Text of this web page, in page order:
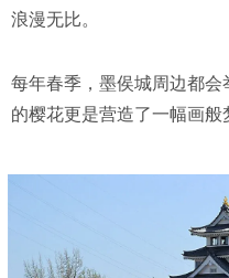
浪漫无比。
每年春季，墨㑨城周边都
的樱花更是营造了一幅画般